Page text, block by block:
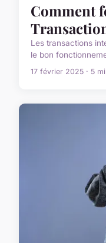
Comment
Les transactions
le bon
17 février 2025 · 5